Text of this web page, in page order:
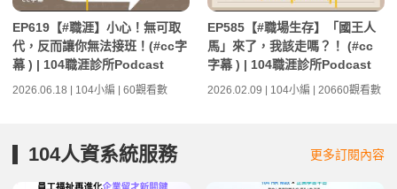
EP619【#職涯】小心！無可取
代，反而讓你無法接班！(#cc字
幕 ) | 104職涯診所Podcast
2026.06.18 | 104小編 | 60觀看數
EP585【#職場生存】「國王人
馬」來了，我該走嗎？！ (#cc
字幕 ) | 104職涯診所Podcast
2026.02.09 | 104小編 | 20660觀看數
104人資系統服務 更多訂閱內容